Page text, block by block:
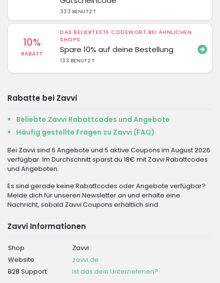
333 BENUTZT
10%
RABATT
DAS BELIEBTESTE CODEWORT BEI ÄHNLICHEN
SHOPS
Spare 10% auf deine Bestellung
133 BENUTZT
Rabatte bei Zavvi
Beliebte Zavvi Rabattcodes und Angebote
Häufig gestellte Fragen zu Zavvi (FAQ)
Bei Zavvi sind 6 Angebote und 5 aktive Coupons im August 2026
verfügbar. Im Durchschnitt sparst du 18€ mit Zavvi Rabattcodes
und Angeboten.
Es sind gerade keine Rabattcodes oder Angebote verfügbar?
Melde dich für unseren Newsletter an und erhalte eine
Nachricht, sobald Zavvi Coupons erhältlich sind.
Zavvi Informationen
Shop
Zavvi
Website
zavvi.de
B2B Support
Ist das dein Unternehmen?